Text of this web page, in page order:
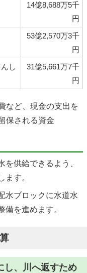
14億8,688万5千
円
53億2,570万3千
円
し
31億5,661万7千
円
など、現金の支出を
保される資金
を供給できるよう、
ます。
水ブロックに水道水
備を進めます。
し、川へ返すため